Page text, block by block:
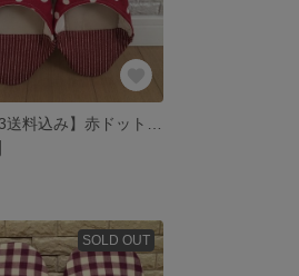
SOLD OUT